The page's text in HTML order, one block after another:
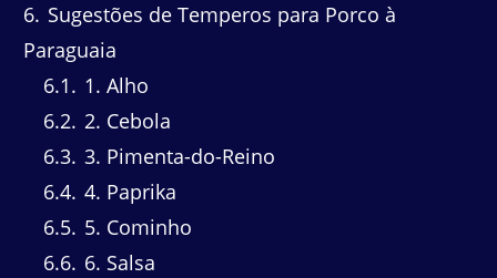
6 Sugestões de Temperos para Porco à
Paraguaia
6.1
1. Alho
6.2 2. Cebola
6.3 3. Pimenta-do-Reino
6.4 4. Paprika
6.5 5. Cominho
6.6 6. Salsa